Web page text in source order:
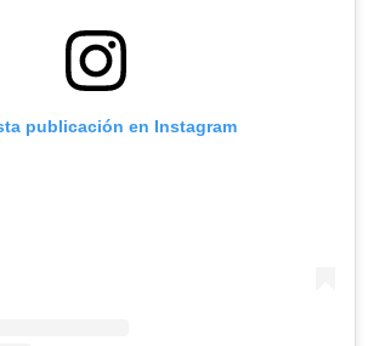
publicación en Instagram